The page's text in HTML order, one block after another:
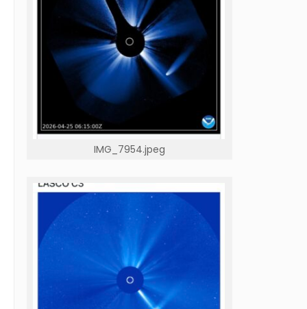
IMG_7954.jpeg